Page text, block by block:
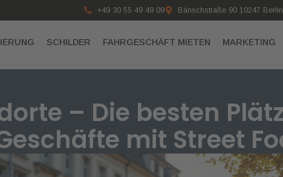
+49 30 55 49 49 09 Bänschstraße 90 10247 Berlin
SCHILDER FAHRGESCHÄFT MIETEN MARKETING
– Die besten
mit Street